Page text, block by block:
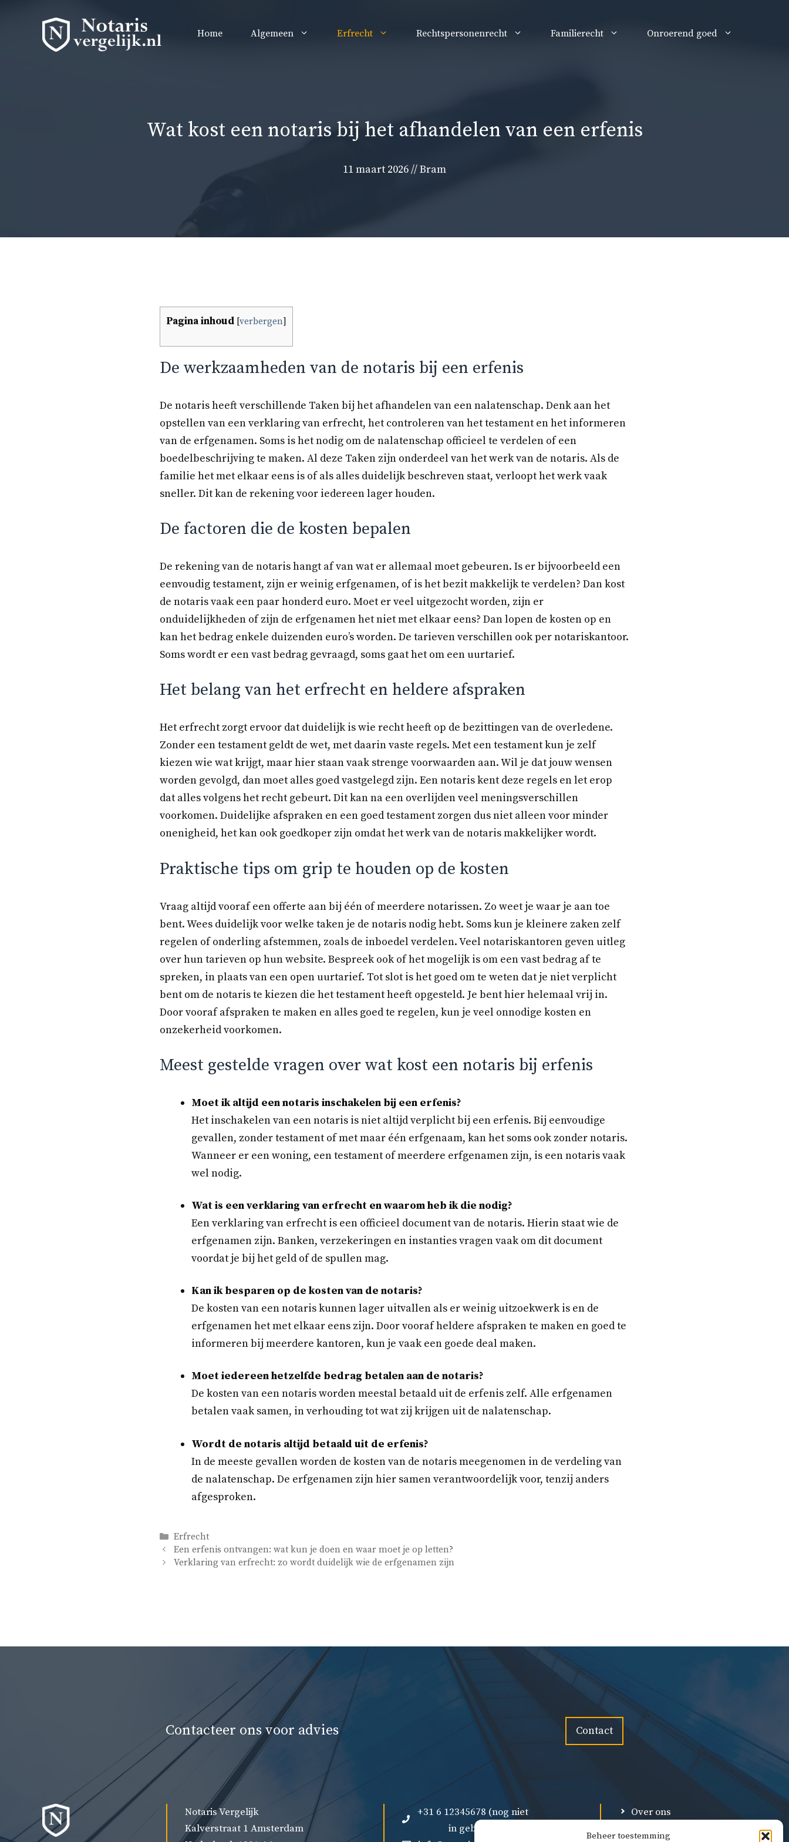
Beheer toestemming
Home Algemeen Erfrecht Rechtspersonenrecht Familierecht Onroerend goed
Wat kost een notaris bij het afhandelen van een erfenis
11 maart 2026//Bram
Pagina inhoud [verbergen]
De werkzaamheden van de notaris bij een erfenis
De notaris heeft verschillende Taken bij het afhandelen van een nalatenschap. Denk aan het
opstellen van een verklaring van erfrecht, het controleren van het testament en het informeren
van de erfgenamen. Soms is het nodig om de nalatenschap officieel te verdelen of een
boedelbeschrijving te maken. Al deze Taken zijn onderdeel van het werk van de notaris. Als de
familie het met elkaar eens is of als alles duidelijk beschreven staat, verloopt het werk vaak
sneller. Dit kan de rekening voor iedereen lager houden.
De factoren die de kosten bepalen
De rekening van de notaris hangt af van wat er allemaal moet gebeuren. Is er bijvoorbeeld een
eenvoudig testament, zijn er weinig erfgenamen, of is het bezit makkelijk te verdelen? Dan kost
de notaris vaak een paar honderd euro. Moet er veel uitgezocht worden, zijn er
onduidelijkheden of zijn de erfgenamen het niet met elkaar eens? Dan lopen de kosten op en
kan het bedrag enkele duizenden euro’s worden. De tarieven verschillen ook per notariskantoor.
Soms wordt er een vast bedrag gevraagd, soms gaat het om een uurtarief.
Het belang van het erfrecht en heldere afspraken
Het erfrecht zorgt ervoor dat duidelijk is wie recht heeft op de bezittingen van de overledene.
Zonder een testament geldt de wet, met daarin vaste regels. Met een testament kun je zelf
kiezen wie wat krijgt, maar hier staan vaak strenge voorwaarden aan. Wil je dat jouw wensen
worden gevolgd, dan moet alles goed vastgelegd zijn. Een notaris kent deze regels en let erop
dat alles volgens het recht gebeurt. Dit kan na een overlijden veel meningsverschillen
voorkomen. Duidelijke afspraken en een goed testament zorgen dus niet alleen voor minder
onenigheid, het kan ook goedkoper zijn omdat het werk van de notaris makkelijker wordt.
Praktische tips om grip te houden op de kosten
Vraag altijd vooraf een offerte aan bij één of meerdere notarissen. Zo weet je waar je aan toe
bent. Wees duidelijk voor welke taken je de notaris nodig hebt. Soms kun je kleinere zaken zelf
regelen of onderling afstemmen, zoals de inboedel verdelen. Veel notariskantoren geven uitleg
over hun tarieven op hun website. Bespreek ook of het mogelijk is om een vast bedrag af te
spreken, in plaats van een open uurtarief. Tot slot is het goed om te weten dat je niet verplicht
bent om de notaris te kiezen die het testament heeft opgesteld. Je bent hier helemaal vrij in.
Door vooraf afspraken te maken en alles goed te regelen, kun je veel onnodige kosten en
onzekerheid voorkomen.
Meest gestelde vragen over wat kost een notaris bij erfenis
Moet ik altijd een notaris inschakelen bij een erfenis?
Het inschakelen van een notaris is niet altijd verplicht bij een erfenis. Bij eenvoudige
gevallen, zonder testament of met maar één erfgenaam, kan het soms ook zonder notaris.
Wanneer er een woning, een testament of meerdere erfgenamen zijn, is een notaris vaak
wel nodig.
Wat is een verklaring van erfrecht en waarom heb ik die nodig?
Een verklaring van erfrecht is een officieel document van de notaris. Hierin staat wie de
erfgenamen zijn. Banken, verzekeringen en instanties vragen vaak om dit document
voordat je bij het geld of de spullen mag.
Kan ik besparen op de kosten van de notaris?
De kosten van een notaris kunnen lager uitvallen als er weinig uitzoekwerk is en de
erfgenamen het met elkaar eens zijn. Door vooraf heldere afspraken te maken en goed te
informeren bij meerdere kantoren, kun je vaak een goede deal maken.
Moet iedereen hetzelfde bedrag betalen aan de notaris?
De kosten van een notaris worden meestal betaald uit de erfenis zelf. Alle erfgenamen
betalen vaak samen, in verhouding tot wat zij krijgen uit de nalatenschap.
Wordt de notaris altijd betaald uit de erfenis?
In de meeste gevallen worden de kosten van de notaris meegenomen in de verdeling van
de nalatenschap. De erfgenamen zijn hier samen verantwoordelijk voor, tenzij anders
afgesproken.
Categorieën
Erfrecht
Een erfenis ontvangen: wat kun je doen en waar moet je op letten?
Verklaring van erfrecht: zo wordt duidelijk wie de erfgenamen zijn
Contacteer ons voor advies Contact
Notaris Vergelijk
Kalverstraat 1 Amsterdam
+31 6 12345678 (nog niet
in gebruik)
Over ons